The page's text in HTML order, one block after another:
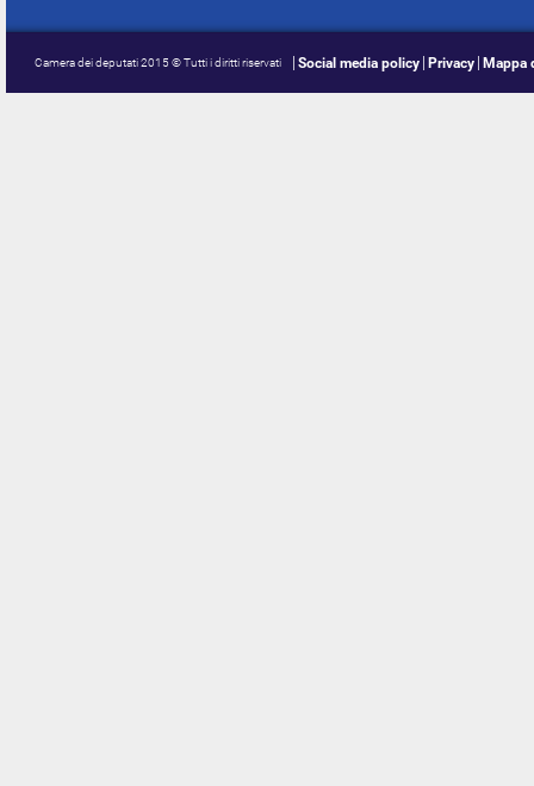
Camera dei deputati 2015 © Tutti i diritti riservati Social media policy Privacy Mappa